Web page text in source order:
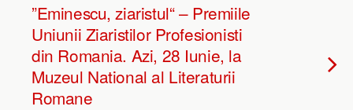
”Eminescu, ziaristul“ – Premiile
Uniunii Ziaristilor Profesionisti
din Romania. Azi, 28 Iunie, la
Muzeul National al Literaturii
Romane